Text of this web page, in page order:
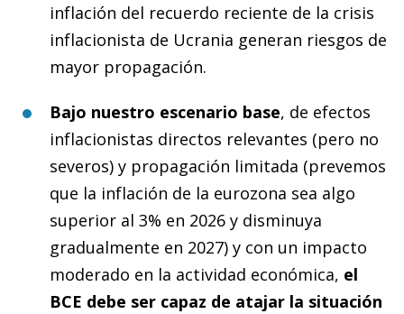
inflación del recuerdo reciente de la crisis
inflacionista de Ucrania generan riesgos de
mayor propagación.
Bajo nuestro escenario base, de efectos
inflacionistas directos relevantes (pero no
severos) y propagación limitada (prevemos
que la inflación de la eurozona sea algo
superior al 3% en 2026 y disminuya
gradualmente en 2027) y con un impacto
moderado en la actividad económica, el
BCE debe ser capaz de atajar la situación